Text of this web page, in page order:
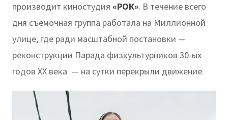
производит киностудия «РОК». В течение всего
дня съёмочная группа работала на Миллионной
улице, где ради масштабной постановки —
реконструкции Парада физкультурников 30-ых
годов XX века — на сутки перекрыли движение.